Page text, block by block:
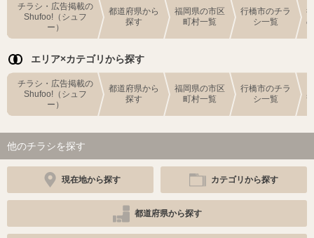
チラシ・広告掲載の
Shufoo!（シュフ
ー）
都道府県から
探す
福岡県の市区
町村一覧
行橋市のチラ
シ一覧
エリア×カテゴリから探す
チラシ・広告掲載の
Shufoo!（シュフ
ー）
都道府県から
探す
福岡県の市区
町村一覧
行橋市のチラ
シ一覧
他のチラシを探す
現在地から探す カテゴリから探す
都道府県から探す